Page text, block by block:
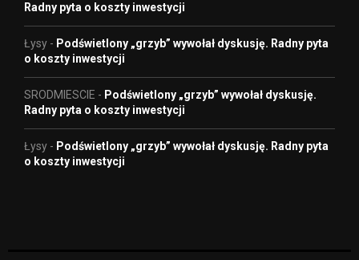
Radny pyta o koszty inwestycji
Łysy - Podświetlony „grzyb” wywołał dyskusję. Radny pyta
o koszty inwestycji
SRODMIESCIE - Podświetlony „grzyb” wywołał dyskusję.
Radny pyta o koszty inwestycji
Łysy - Podświetlony „grzyb” wywołał dyskusję. Radny pyta
o koszty inwestycji